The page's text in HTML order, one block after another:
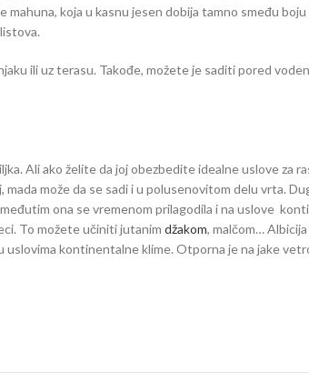
mahuna, koja u kasnu jesen dobija tamno smeđu
ili uz terasu. Takođe, možete je saditi pored
Ali ako želite da joj obezbedite idealne uslove za
može da se sadi i u polusenovitom delu vrta.
ona se vremenom prilagodila i na uslove
To možete učiniti jutanim džakom, malčom…
kontinentalne klime. Otporna je na jake